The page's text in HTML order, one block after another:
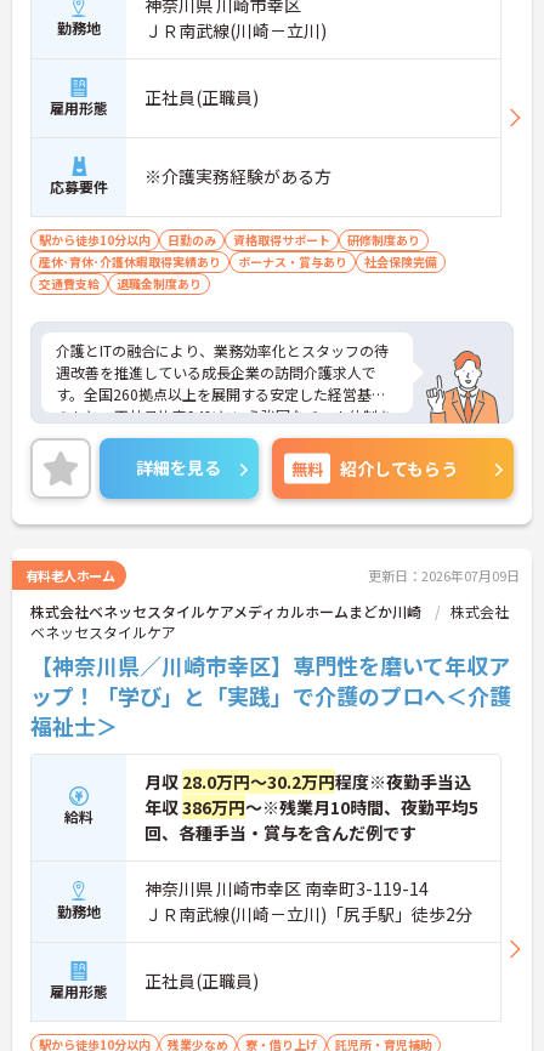
【IT化と手厚いフォロー体制により、業務のストレ
スを軽減できます】
・記録票の提出やシフト確認をすべてスマートフォ
ンで行えるため、手書きの書類作成や事業所への移
・定期的な面談を通じて上司がフォローする体制が
あり、訪問介護でありながら孤立することなくチー
ムの支援を受けながら業務に取り組めます
勤務地
ＪＲ南武線(川崎－立川)
雇用形態 正社員(正職員)
応募要件 ※介護実務経験がある方
駅から徒歩10分以内 日勤のみ 資格取得サポート
研修制度あり
産休･育休･介護休暇取得実績あり
ボーナス・賞与あり
社会保険完備
交通費支給
退職金制度あり
介護とITの融合により、業務効率化とスタッフの待
遇改善を推進している成長企業の訪問介護求人で
す。全国260拠点以上を展開する安定した経営基盤
のもと、正社員比率94%という強固なチーム体制を
構築しています。介護福祉士資格手当や年2回の評価
面談など、専門資格と成果が収入に直結する仕組み
が整っています。夜勤なしの完全週休2日制（曜日固
定）を採用し、日々の記録業務はスマートフォンで
完結するため、施設勤務特有の不規則なシフトや煩
定期的な面談で不安を解消できるフォロー体制もあ
り、介護福祉士としてサ責や管理者への着実なキャ
リアアップを目指す有資格者の方に推奨できる環境
です。
★おすすめPOINT★
【夜勤なし・曜日固定の休日で、身体への負担を抑
えた働き方が実現できます】
・8:00～19:00の間での実働8時間勤務で夜勤が存在
しないため、生活リズムを整えながら健康的に働き
続けることができます
・完全週休2日制（曜日固定）を採用していること
により、先々の予定が立てやすくプライベートの時
【専門資格を活かした収入アップと明確なキャリア
形成が期待できます】
・介護福祉士資格手当が支給されるほか、年2回の
評価面談で個人の頑張りが給与に還元される仕組み
が整っています
・サービス提供責任者や管理者へのキャリアアップ
も目指せます
詳細を見る 無料 紹介してもらう
有料老人ホーム 更新日：2026年07月09日
株式会社ベネッセスタイルケアメディカルホームまどか川崎
株式会社
ベネッセスタイルケア
【神奈川県／川崎市幸区】専門性を磨いて年収ア
ップ！「学び」と「実践」で介護のプロへ＜介護
福祉士＞
給料
月収 28.0万円～30.2万円程度※夜勤手当込
年収386万円～※残業月10時間、夜勤平均5
回、各種手当・賞与を含んだ例です
勤務地
神奈川県 川崎市幸区 南幸町3-119-14
ＪＲ南武線(川崎－立川)「尻手駅」徒歩2分
雇用形態 正社員(正職員)
駅から徒歩10分以内 残業少なめ 寮・借り上げ
託児所・育児補助